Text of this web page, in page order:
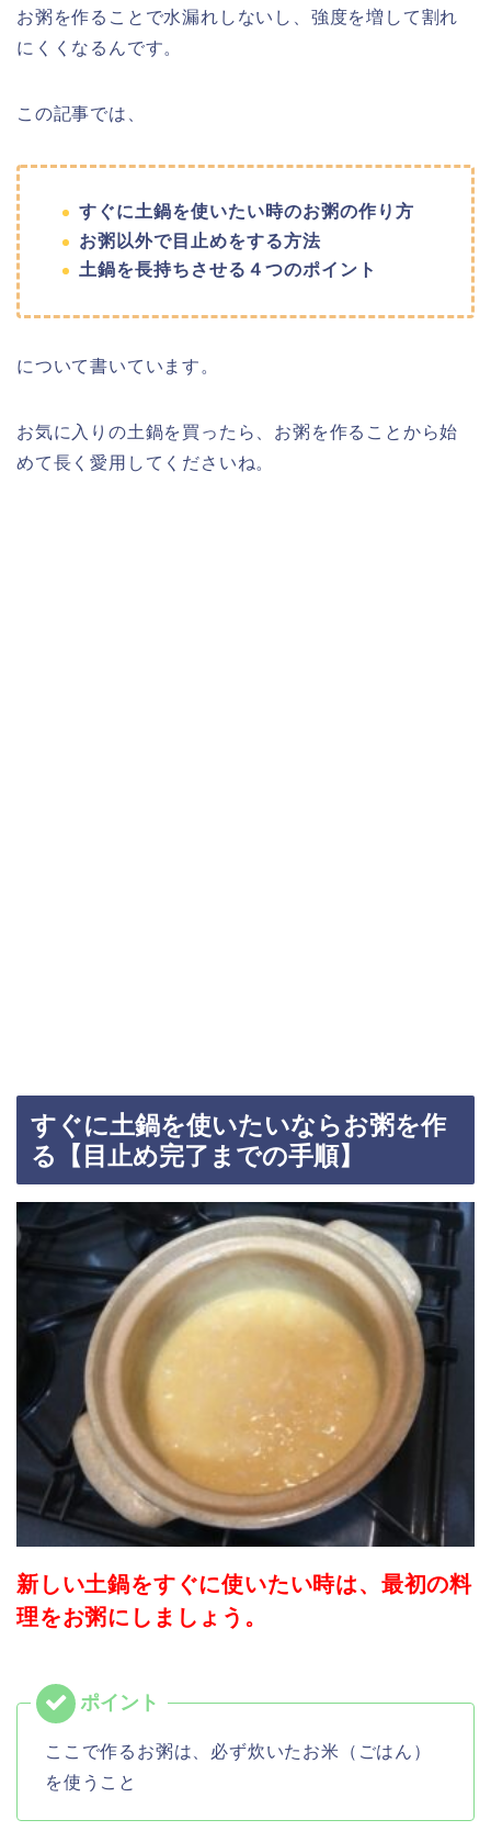
お粥を作ることで水漏れしないし、強度を増して割れ
にくくなるんです。
この記事では、
すぐに土鍋を使いたい時のお粥の作り方
お粥以外で目止めをする方法
土鍋を長持ちさせる４つのポイント
について書いています。
お気に入りの土鍋を買ったら、お粥を作ることから始
めて長く愛用してくださいね。
すぐに土鍋を使いたいならお粥を作
る【目止め完了までの手順】
新しい土鍋をすぐに使いたい時は、最初の料
理をお粥にしましょう。
ここで作るお粥は、必ず炊いたお米（ごはん）
を使うこと